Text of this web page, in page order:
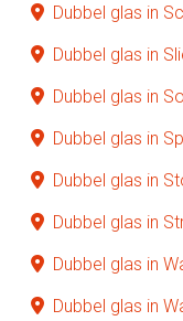
Dubbel glas in
Dubbel glas in
Dubbel glas in
Dubbel glas in
Dubbel glas in
Dubbel glas in
Dubbel glas in
Dubbel glas in